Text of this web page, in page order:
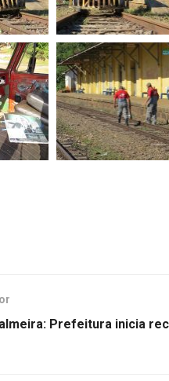
Prefeitura inicia